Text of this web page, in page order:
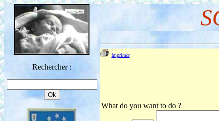
Rechercher :
Imprimer
What do you want to do ?